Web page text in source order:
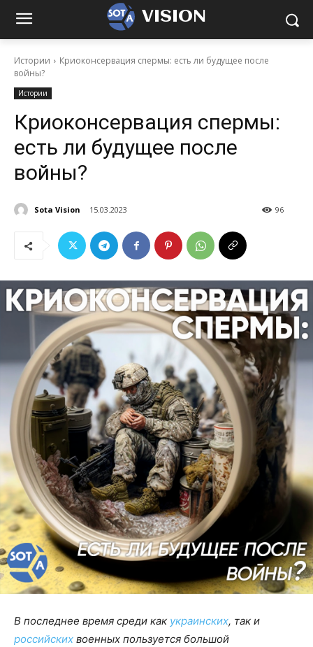
VISION
Истории
Криоконсервация спермы: есть ли будущее после
войны?
Истории
Криоконсервация спермы:
есть ли будущее после
войны?
Sota Vision 15.03.2023 96
В последнее время среди как украинских, так и
российских военных пользуется большой